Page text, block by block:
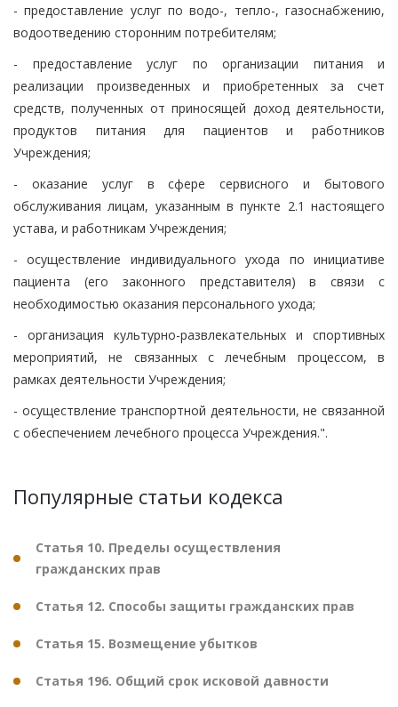
- предоставление услуг по водо-, тепло-, газоснабжению,
водоотведению сторонним потребителям;
- предоставление услуг по организации питания и
реализации произведенных и приобретенных за счет
средств, полученных от приносящей доход деятельности,
продуктов питания для пациентов и работников
Учреждения;
- оказание услуг в сфере сервисного и бытового
обслуживания лицам, указанным в пункте 2.1 настоящего
устава, и работникам Учреждения;
- осуществление индивидуального ухода по инициативе
пациента (его законного представителя) в связи с
необходимостью оказания персонального ухода;
- организация культурно-развлекательных и спортивных
мероприятий, не связанных с лечебным процессом, в
рамках деятельности Учреждения;
- осуществление транспортной деятельности, не связанной
с обеспечением лечебного процесса Учреждения.".
Популярные статьи кодекса
Статья 10. Пределы осуществления
гражданских прав
Статья 12. Способы защиты гражданских прав
Статья 15. Возмещение убытков
Статья 196. Общий срок исковой давности